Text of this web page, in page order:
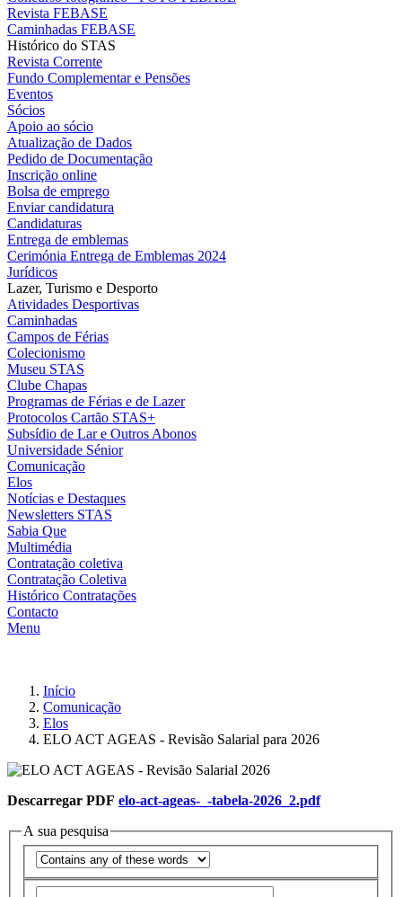
Revista FEBASE
Caminhadas FEBASE
Histórico do STAS
Revista Corrente
Fundo Complementar e Pensões
Eventos
Sócios
Apoio ao sócio
Atualização de Dados
Pedido de Documentação
Inscrição online
Bolsa de emprego
Enviar candidatura
Candidaturas
Entrega de emblemas
Cerimónia Entrega de Emblemas 2024
Jurídicos
Lazer, Turismo e Desporto
Atividades Desportivas
Caminhadas
Campos de Férias
Colecionismo
Museu STAS
Clube Chapas
Programas de Férias e de Lazer
Protocolos Cartão STAS+
Subsídio de Lar e Outros Abonos
Universidade Sénior
Comunicação
Elos
Notícias e Destaques
Newsletters STAS
Sabia Que
Multimédia
Contratação coletiva
Contratação Coletiva
Histórico Contratações
Contacto
Menu
Início
Comunicação
Elos
ELO ACT AGEAS - Revisão Salarial para 2026
Descarregar PDF elo-act-ageas-_-tabela-2026_2.pdf
A sua pesquisa
Operador